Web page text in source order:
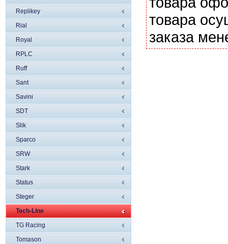
Replikey
Rial
Royal
RPLC
Ruff
Sant
Savini
SDT
Slik
Sparco
SRW
Stark
Status
Steger
Tech-Line
TG Racing
Tomason
товара
заказа